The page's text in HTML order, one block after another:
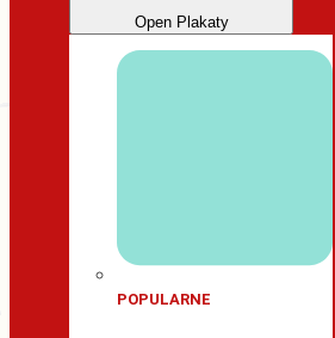
Open Plakaty
POPULARNE